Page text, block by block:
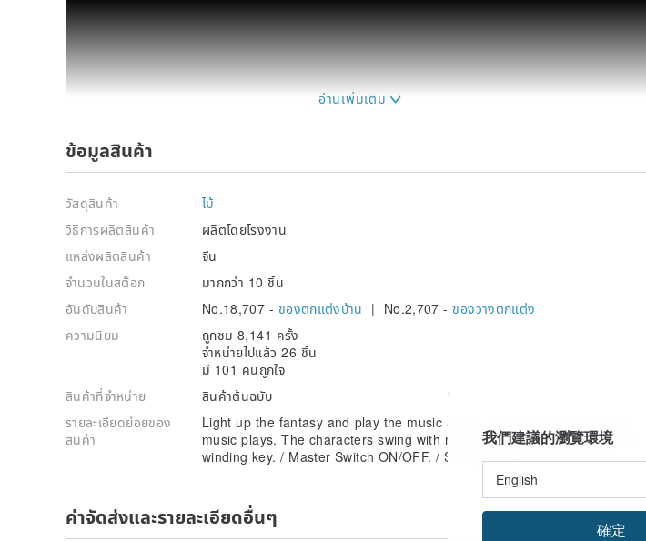
overseas orders due to delivery restrictions.)
∙ Rated Power：0.06 W
∙ Rated Input Voltage： DC 4.5 V
∙ Made of real wood from legal commercial forestry
∙ The slight variations in color or grain should be viewed as part of natural beauty
∙ The dimensions and weights are measured manually. It's a reasonable allowance of slight
deviation.
remove the plastic film to ensure the condition of the products before shipment.
Material│Wood, Resin, Metal, Plastic, Fabric
Qty│1 PC
Weight│308 g
Origin│Designed in Taiwan / Made in China
ข้อมูลสินค้า
วัสดุสินค้า
ไม้
วิธีการผลิตสินค้า
ผลิตโดยโรงงาน
แหล่งผลิตสินค้า
จีน
จำนวนในสต๊อก
มากกว่า 10 ชิ้น
อันดับสินค้า
No.18,707 - ของตกแต่งบ้าน | No.2,707 -ของวางตกแต่ง
ความนิยม
ถูกชม 8,141 ครั้ง
จำหน่ายไปแล้ว 26 ชิ้น
มี 101 คนถูกใจ
สินค้าที่จำหน่าย
สินค้าต้นฉบับ
รายละเอียดย่อยของ
สินค้า
Light up the fantasy and play the music along. Character moves when
music plays. The characters swing with music. / Movement triggered by
winding key. / Master Switch ON/OFF. / Sankyo movement be used.
ค่าจัดส่งและรายละเอียดอื่นๆ
我們建議的瀏覽環境
確定